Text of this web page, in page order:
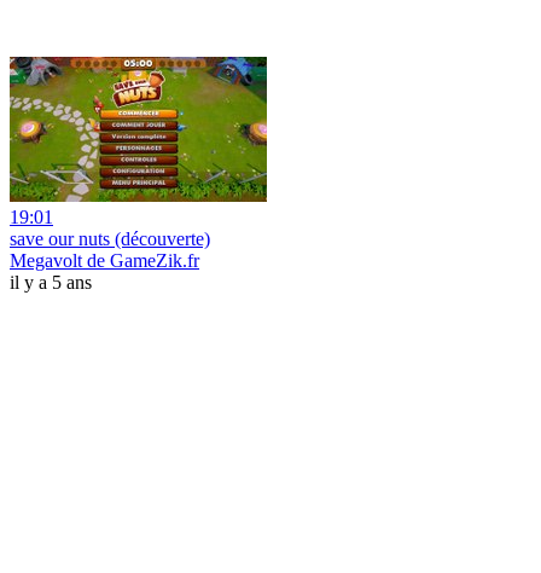
19:01
save our nuts (découverte)
Megavolt de GameZik.fr
il y a 5 ans